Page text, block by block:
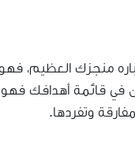
منجزك العظيم، فهو
في قائمة أهدافك فهو
وتفردها.